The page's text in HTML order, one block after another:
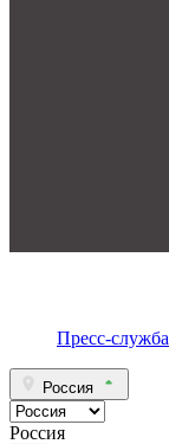
Пресс-служба
Россия
Россия